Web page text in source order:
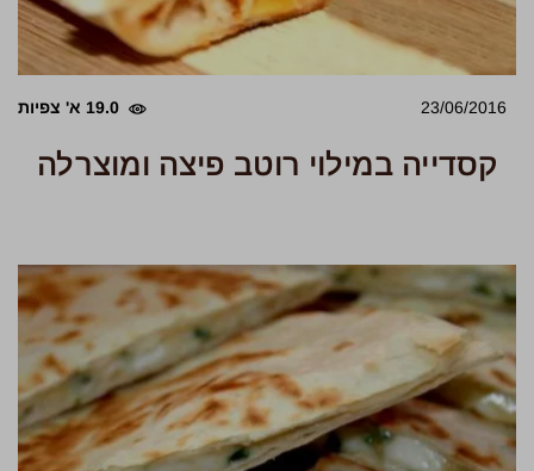
23/06/2016 19.0 א' צפיות
קסדייה במילוי רוטב פיצה ומוצרלה